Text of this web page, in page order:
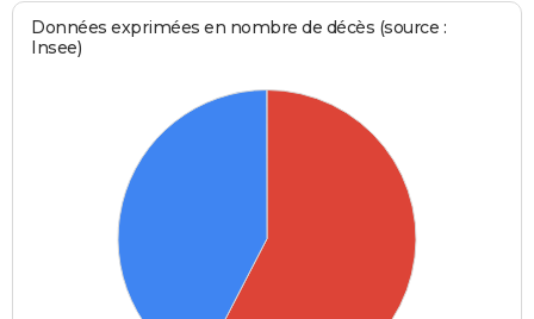
Données exprimées en nombre de décès (source :
Insee)